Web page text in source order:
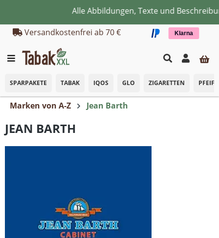
Zum Hauptinhalt springenAlle Abbildungen, Texte und
Versandkostenfrei ab 70 €
Klarna
SPARPAKETE TABAK IQOS GLO ZIGARETTEN
Marken von A-Z Jean Barth
JEAN BARTH